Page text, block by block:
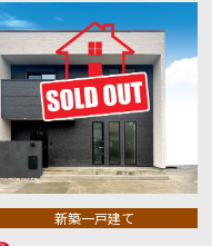
新築一戸建て